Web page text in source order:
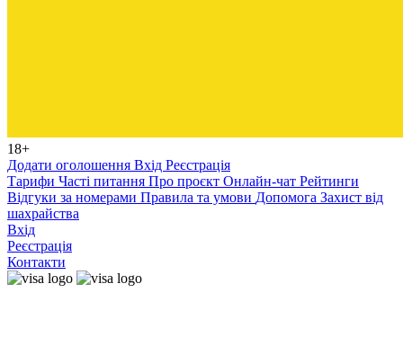
18+
Додати оголошення Вхід Реєстрація
Тарифи Часті питання Про проєкт Онлайн-чат Рейтинги
Відгуки за номерами Правила та умови Допомога Захист від
шахрайства
Вхід
Реєстрація
Контакти